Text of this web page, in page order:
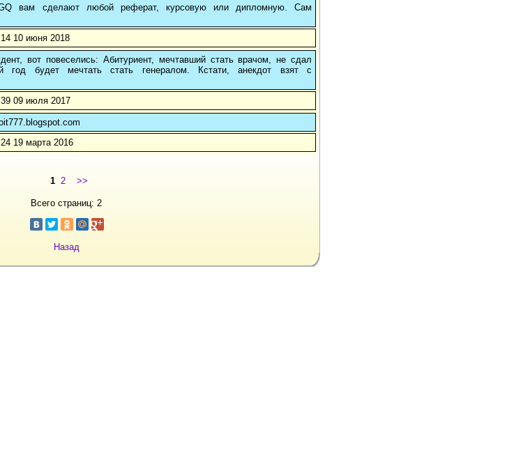
вам сделают любой реферат, курсовую или дипломную. Сам
10 июня 2018
вот повеселись: Абитуриент, мечтавший стать врачом, не сдал
год будет мечтать стать генералом. Кстати, анекдот взят с
09 июля 2017
19 марта 2016
1 2 >>
Всего страниц: 2
Назад